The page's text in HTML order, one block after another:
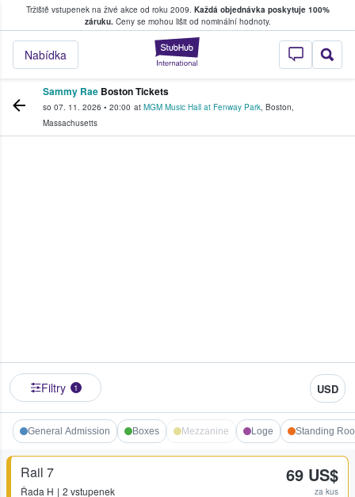
Tržiště vstupenek na živé akce od roku 2009. Každá objednávka poskytuje 100%
záruku.Ceny se mohou lišit od nominální hodnoty.
StubHub –
Nabídka
kde fanoušci kupují a prodávají vstupenky
Sammy Rae Boston Tickets
so 07. 11. 2026 • 20:00 at MGM Music Hall at Fenway Park, Boston,
Massachusetts
Filtry 1 USD
General Admission Boxes Mezzanine Loge Standing
Rail 7
Řada H 2 vstupenek
69 US$
za kus